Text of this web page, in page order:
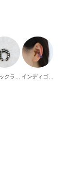
クラデ
インディゴラ